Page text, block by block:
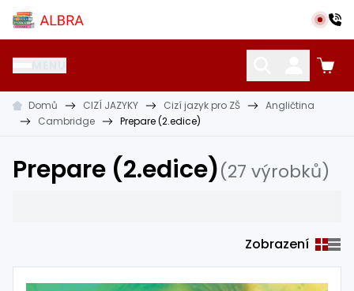
Přeskočit na hlavní obsah
Albra s.r.o.
KATALOG UČEBNIC CIZÍ JAZYKY OSTATNÍ POMŮCKY
Domů CIZÍ JAZYKY Cizí jazyk pro ZŠ
Angličtina
Cambridge
Prepare (2.edice)
Prepare (2.edice)(27 výrobků)
Zobrazení